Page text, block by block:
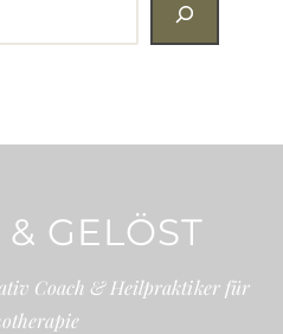
GELÖST
Coach & Heilpraktiker für